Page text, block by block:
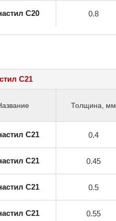
С20 0.8
С21
Толщина, мм
С21 0.4
С21 0.45
С21 0.5
С21 0.55